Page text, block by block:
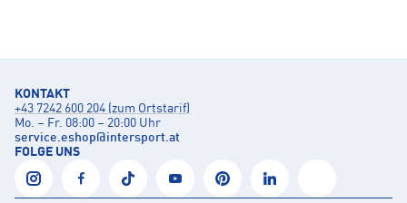
KONTAKT
+43 7242 600 204 (zum Ortstarif)
Mo. – Fr. 08:00 – 20:00 Uhr
service.eshop@intersport.at
FOLGE UNS